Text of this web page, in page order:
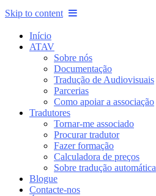
Skip to content
Início
ATAV
Sobre nós
Documentação
Tradução de Audiovisuais
Parcerias
Como apoiar a associação
Tradutores
Tornar-me associado
Procurar tradutor
Fazer formação
Calculadora de preços
Sobre tradução automática
Blogue
Contacte-nos